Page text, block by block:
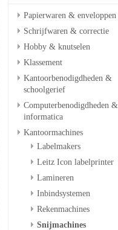
Papierwaren & enveloppen
Schrijfwaren & correctie
Hobby & knutselen
Klassement
Kantoorbenodigdheden &
schoolgerief
Computerbenodigdheden &
informatica
Kantoormachines
Labelmakers
Leitz Icon labelprinter
Lamineren
Inbindsystemen
Rekenmachines
Snijmachines